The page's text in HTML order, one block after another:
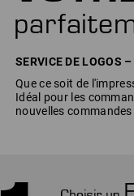
SERVICE DE
Que ce soit de
Idéal pour les
nouvelles